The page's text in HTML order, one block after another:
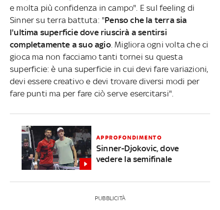
e molta più confidenza in campo". E sul feeling di
Sinner su terra battuta: "Penso che la terra sia
l'ultima superficie dove riuscirà a sentirsi
completamente a suo agio. Migliora ogni volta che ci
gioca ma non facciamo tanti tornei su questa
superficie: è una superficie in cui devi fare variazioni,
devi essere creativo e devi trovare diversi modi per
fare punti ma per fare ciò serve esercitarsi".
APPROFONDIMENTO
Sinner-Djokovic, dove
vedere la semifinale
PUBBLICITÀ